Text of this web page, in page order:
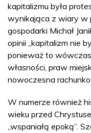
kapitalizmu była
wynikająca z wiary w
gospodarki Michał
opinii „kapitalizm nie
ponieważ to
własności, praw
nowoczesna
W numerze również
wieku przed
„wspaniałą epoką”.